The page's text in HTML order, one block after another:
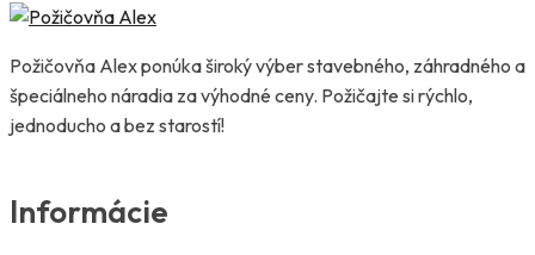
Požičovňa Alex ponúka široký výber stavebného, záhradného a
špeciálneho náradia za výhodné ceny. Požičajte si rýchlo,
jednoducho a bez starostí!
Informácie